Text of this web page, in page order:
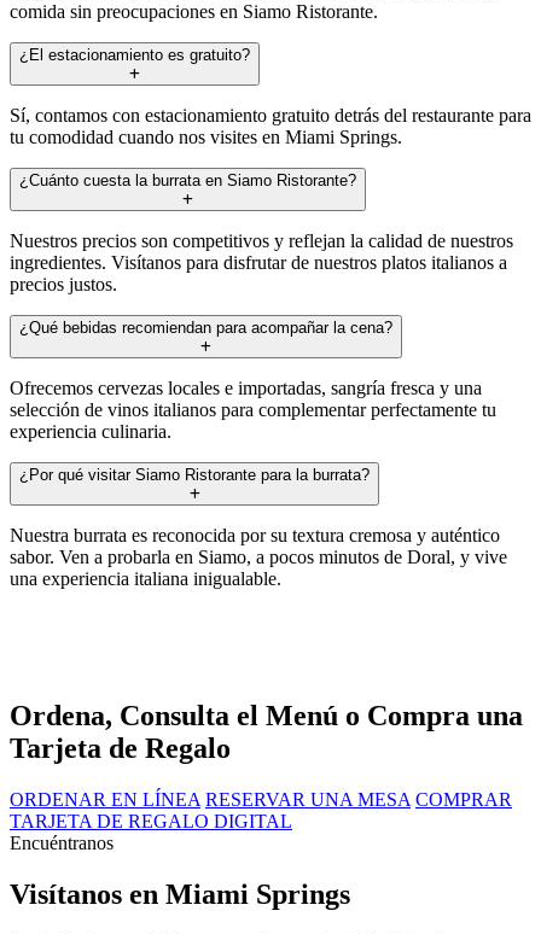
comida sin preocupaciones en Siamo Ristorante.
¿El estacionamiento es gratuito?
Sí, contamos con estacionamiento gratuito detrás del restaurante para
tu comodidad cuando nos visites en Miami Springs.
¿Cuánto cuesta la burrata en Siamo Ristorante?
Nuestros precios son competitivos y reflejan la calidad de nuestros
ingredientes. Visítanos para disfrutar de nuestros platos italianos a
precios justos.
¿Qué bebidas recomiendan para acompañar la cena?
Ofrecemos cervezas locales e importadas, sangría fresca y una
selección de vinos italianos para complementar perfectamente tu
experiencia culinaria.
¿Por qué visitar Siamo Ristorante para la burrata?
Nuestra burrata es reconocida por su textura cremosa y auténtico
sabor. Ven a probarla en Siamo, a pocos minutos de Doral, y vive
una experiencia italiana inigualable.
Ordena, Consulta el Menú o Compra una
Tarjeta de Regalo
ORDENAR EN LÍNEA RESERVAR UNA MESA COMPRAR
TARJETA DE REGALO DIGITAL
Encuéntranos
Visítanos en Miami Springs